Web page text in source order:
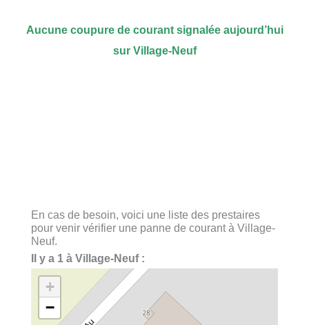
Aucune coupure de courant signalée aujourd’hui
sur Village-Neuf
En cas de besoin, voici une liste des prestaires
pour venir vérifier une panne de courant à Village-
Neuf.
Il y a 1 à Village-Neuf :
+
−